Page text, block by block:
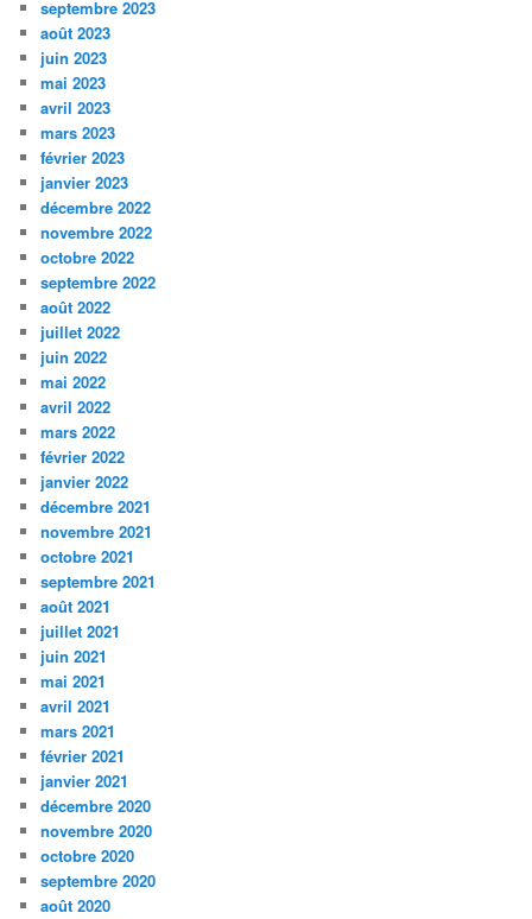
septembre 2023
août 2023
juin 2023
mai 2023
avril 2023
mars 2023
février 2023
janvier 2023
décembre 2022
novembre 2022
octobre 2022
septembre 2022
août 2022
juillet 2022
juin 2022
mai 2022
avril 2022
mars 2022
février 2022
janvier 2022
décembre 2021
novembre 2021
octobre 2021
septembre 2021
août 2021
juillet 2021
juin 2021
mai 2021
avril 2021
mars 2021
février 2021
janvier 2021
décembre 2020
novembre 2020
octobre 2020
septembre 2020
août 2020